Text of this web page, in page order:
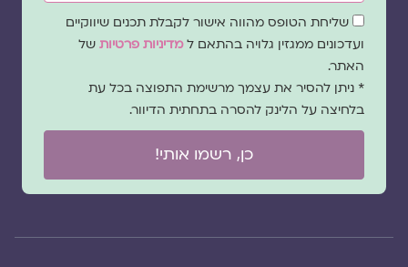
שדהשליחת הטופס מהווה אישור לקבלת תכנים שיווקיים
ועדכונים ממגזין גלויה בהתאם ל מדיניות פרטיותשל
האתר.
* ניתן להסיר את עצמך מרשימת התפוצה בכל עת
בלחיצה על הלינק להסרה בתחתית הדיוור.
כן, רשמו אותי!